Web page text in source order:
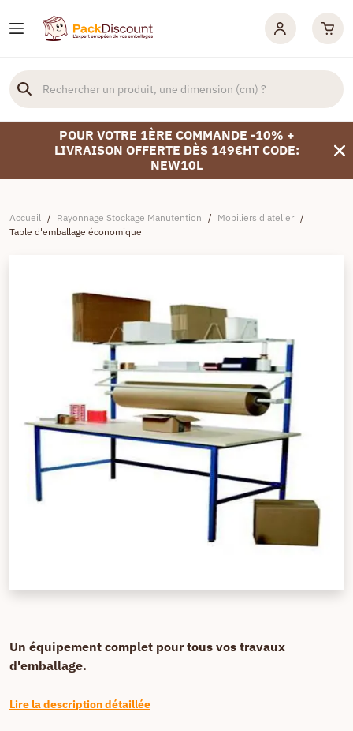
POUR VOTRE 1ÈRE COMMANDE -10% +
LIVRAISON OFFERTE DÈS 149€HT CODE:
NEW10L
Accueil / Rayonnage Stockage Manutention / Mobiliers d'atelier /
Table d'emballage économique
Un équipement complet pour tous vos travaux
d'emballage.
Lire la description détaillée